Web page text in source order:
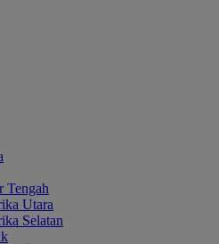
Tengah
Utara
Selatan